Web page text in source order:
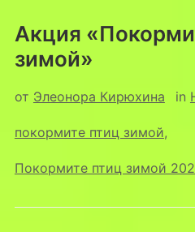
Акция
зимой»
от Элеонора Кирюхина in
покормите птиц зимой,
Покормите птиц зимой